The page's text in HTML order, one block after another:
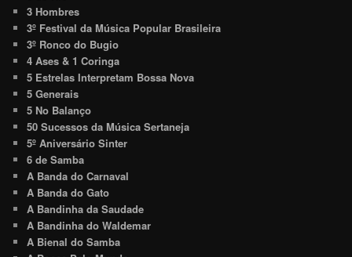
3 Hombres
3º Festival da Música Popular Brasileira
3º Ronco do Bugio
4 Ases & 1 Coringa
5 Estrelas Interpretam Bossa Nova
5 Generais
5 No Balanço
50 Sucessos da Música Sertaneja
5º Aniversário Sinter
6 de Samba
A Banda do Carnaval
A Banda do Gato
A Bandinha da Saudade
A Bandinha do Waldemar
A Bienal do Samba